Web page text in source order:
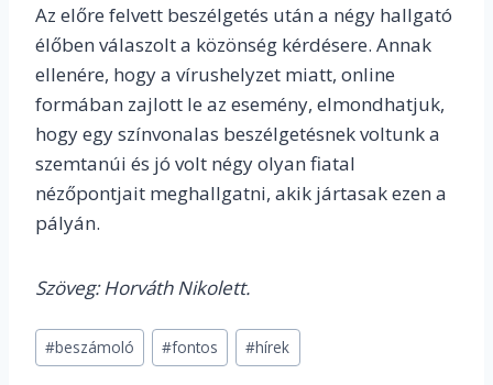
Az előre felvett beszélgetés után a négy hallgató
élőben válaszolt a közönség kérdésere. Annak
ellenére, hogy a vírushelyzet miatt, online
formában zajlott le az esemény, elmondhatjuk,
hogy egy színvonalas beszélgetésnek voltunk a
szemtanúi és jó volt négy olyan fiatal
nézőpontjait meghallgatni, akik jártasak ezen a
pályán.
Szöveg: Horváth Nikolett.
Post
Tags:
#beszámoló #fontos #hírek